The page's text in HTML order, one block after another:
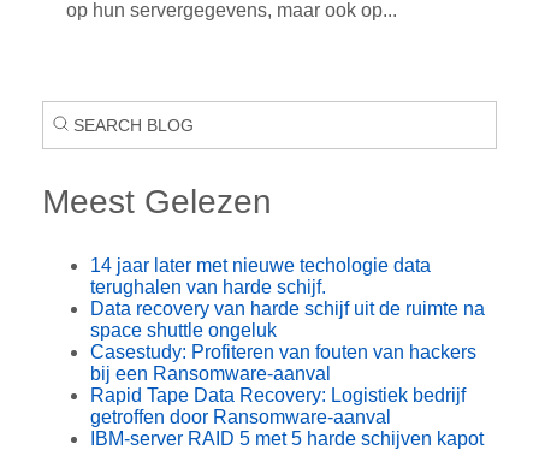
op hun servergegevens, maar ook op...
Meest Gelezen
14 jaar later met nieuwe techologie data
terughalen van harde schijf.
Data recovery van harde schijf uit de ruimte na
space shuttle ongeluk
Casestudy: Profiteren van fouten van hackers
bij een Ransomware-aanval
Rapid Tape Data Recovery: Logistiek bedrijf
getroffen door Ransomware-aanval
IBM-server RAID 5 met 5 harde schijven kapot